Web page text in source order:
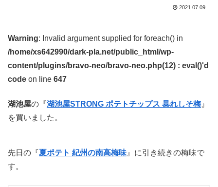
2021.07.09
Warning: Invalid argument supplied for foreach() in
/home/xs642990/dark-pla.net/public_html/wp-
content/plugins/bravo-neo/bravo-neo.php(12) : eval()'d
code on line 647
湖池屋の『湖池屋STRONG ポテトチップス 暴れしそ梅』
を買いました。
先日の『夏ポテト 紀州の南高梅味 』に引き続きの梅味で
す。